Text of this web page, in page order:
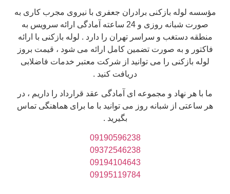
مؤسسه لوله بازکنی برادران جعفری با نیروی مجرب کاری به
صورت شبانه روزی و 24 ساعته آمادگی ارائه سرویس به
منطقه دستغب و سراسر تهران را دارد . لوله بازکنی با ارائه
فاکتور و به صورت تضمین کامل ارائه می شود ، قیمت بروز
لوله بازکنی را می توانید از شرکت معتبر خدمات فاضلابی
دریافت کنید .
ما با هر نهاد و مجموعه ای آمادگی عقد قرارداد را داریم ، در
هر ساعتی از شبانه روز می توانید با ما برای هماهنگی تماس
بگیرید .
09190596238
09372546238
09194104643
09195119784